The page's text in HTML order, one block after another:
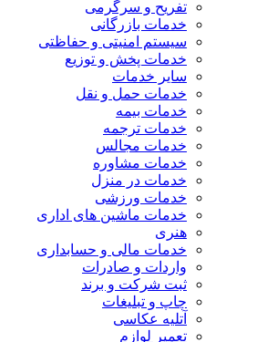
تفریح و سرگرمی
خدمات بازرگانی
سیستم امنیتی و حفاظتی
خدمات پخش و توزیع
سایر خدمات
خدمات حمل و نقل
خدمات بیمه
خدمات ترجمه
خدمات مجالس
خدمات مشاوره
خدمات در منزل
خدمات ورزشی
خدمات ماشین های اداری
هنری
خدمات مالی و حسابداری
واردات و صادرات
ثبت شرکت و برند
چاپ و تبلیغات
آتلیه عکاسی
تعمیر لوازم